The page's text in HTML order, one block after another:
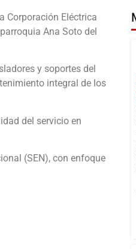
Corporación Eléctrica
Ana Soto del
y soportes del
integral de los
del servicio en
(SEN), con enfoque